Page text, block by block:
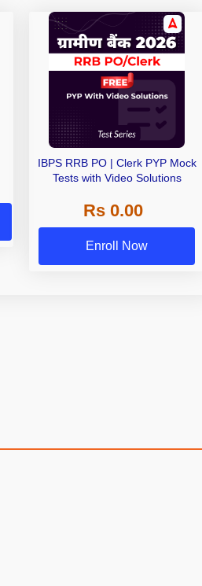
IBPS RRB PO | Clerk PYP Mock
Tests with Video Solutions
Rs 0.00
Enroll Now